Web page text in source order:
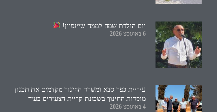
יום הולדת שמח לממה שיינפיין!
6 באוגוסט 2026
עיריית כפר סבא ומשרד החינוך מקדמים את תכנון
מוסדות החינוך בשכונת קריית הצעירים בעיר
4 באוגוסט 2026